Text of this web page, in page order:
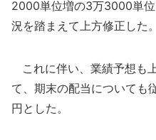
2000単位増の3万3000単
況を踏まえて上方修正した。
これに伴い、業績予想も
て、期末の配当についても
円とした。